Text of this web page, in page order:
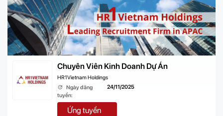
Chuyên Viên Kinh Doanh Dự Án
HR1Vietnam Holdings
Ngày đăng
tuyển:
24/11/2025
Ứng tuyển